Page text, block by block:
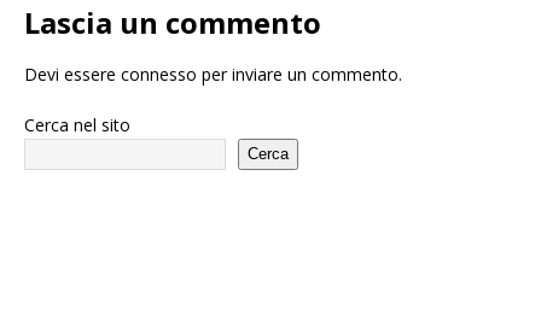
Lascia un commento
Devi essere connesso per inviare un commento.
Cerca nel sito
Cerca